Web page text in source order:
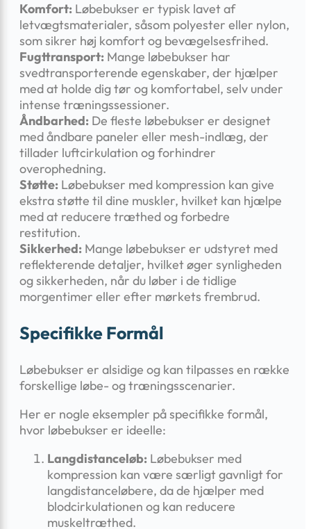
Komfort: Løbebukser er typisk lavet af
letvægtsmaterialer, såsom polyester eller nylon,
som sikrer høj komfort og bevægelsesfrihed.
Fugttransport: Mange løbebukser har
svedtransporterende egenskaber, der hjælper
med at holde dig tør og komfortabel, selv under
intense træningssessioner.
Åndbarhed: De fleste løbebukser er designet
med åndbare paneler eller mesh-indlæg, der
tillader luftcirkulation og forhindrer
overophedning.
Støtte: Løbebukser med kompression kan give
ekstra støtte til dine muskler, hvilket kan hjælpe
med at reducere træthed og forbedre
restitution.
Sikkerhed: Mange løbebukser er udstyret med
reflekterende detaljer, hvilket øger synligheden
og sikkerheden, når du løber i de tidlige
morgentimer eller efter mørkets frembrud.
Specifikke Formål
Løbebukser er alsidige og kan tilpasses en række
forskellige løbe- og træningsscenarier.
Her er nogle eksempler på specifikke formål,
hvor løbebukser er ideelle:
Langdistanceløb: Løbebukser med
kompression kan være særligt gavnligt for
langdistanceløbere, da de hjælper med
blodcirkulationen og kan reducere
muskeltræthed.